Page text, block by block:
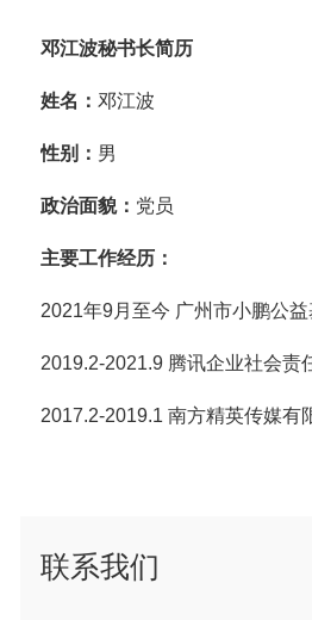
邓江波秘书长简历
姓名： 邓江波
性别： 男
政治面貌： 党员
主要工作经历：
2021年9月至今 广州市小鹏公
2019.2-2021.9 腾讯企业社会责
2017.2-2019.1 南方精英传媒有
联系我们